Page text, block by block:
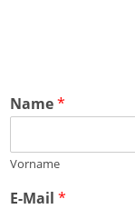
Name*
Vorname
E-Mail *